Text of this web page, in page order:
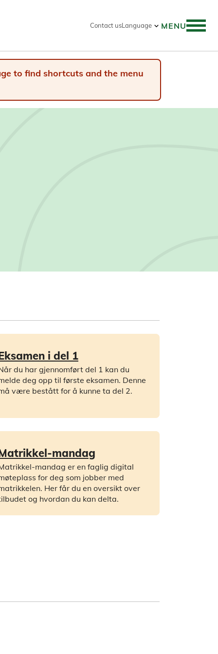
Contact usLanguage MENU
to find shortcuts and the menu
i del 1
du har gjennomført del 1 kan du
deg opp til første eksamen. Denne
være bestått for å kunne ta del 2.
mandag
mandag er en faglig digital
for deg som jobber med
Her får du en oversikt over
og hvordan du kan delta.